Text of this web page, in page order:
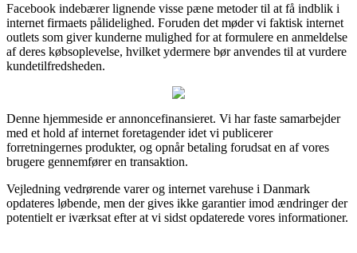
Facebook indebærer lignende visse pæne metoder til at få indblik i
internet firmaets pålidelighed. Foruden det møder vi faktisk internet
outlets som giver kunderne mulighed for at formulere en anmeldelse
af deres købsoplevelse, hvilket ydermere bør anvendes til at vurdere
kundetilfredsheden.
Denne hjemmeside er annoncefinansieret. Vi har faste samarbejder
med et hold af internet foretagender idet vi publicerer
forretningernes produkter, og opnår betaling forudsat en af vores
brugere gennemfører en transaktion.
Vejledning vedrørende varer og internet varehuse i Danmark
opdateres løbende, men der gives ikke garantier imod ændringer der
potentielt er iværksat efter at vi sidst opdaterede vores informationer.